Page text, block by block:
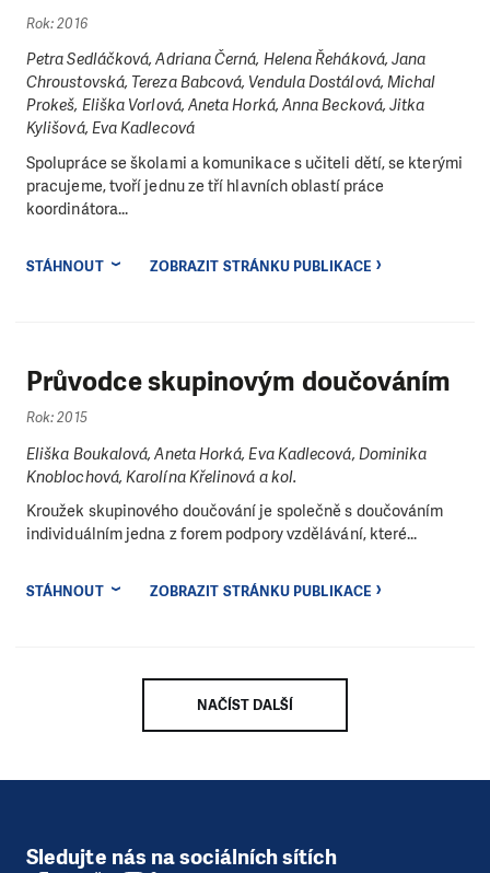
Rok: 2016
Petra Sedláčková, Adriana Černá, Helena Řeháková, Jana
Chroustovská, Tereza Babcová, Vendula Dostálová, Michal
Prokeš, Eliška Vorlová, Aneta Horká, Anna Becková, Jitka
Kylišová, Eva Kadlecová
Spolupráce se školami a komunikace s učiteli dětí, se kterými
pracujeme, tvoří jednu ze tří hlavních oblastí práce
koordinátora...
STÁHNOUT ZOBRAZIT STRÁNKU PUBLIKACE
Průvodce skupinovým doučováním
Rok: 2015
Eliška Boukalová, Aneta Horká, Eva Kadlecová, Dominika
Knoblochová, Karolína Křelinová a kol.
Kroužek skupinového doučování je společně s doučováním
individuálním jedna z forem podpory vzdělávání, které...
STÁHNOUT ZOBRAZIT STRÁNKU PUBLIKACE
NAČÍST DALŠÍ
Sledujte nás na sociálních sítích